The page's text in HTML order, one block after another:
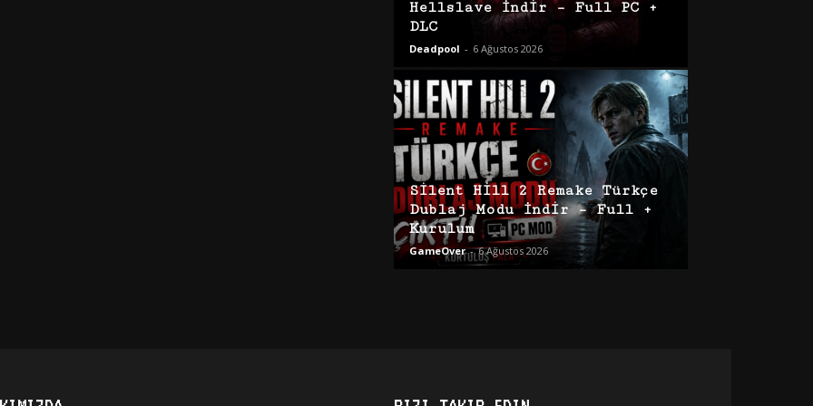
Hellslave İndir – Full PC +
DLC
Deadpool - 6 Ağustos 2026
Silent Hill 2 Remake Türkçe
Dublaj Modu İndir – Full +
Kurulum
GameOver - 6 Ağustos 2026